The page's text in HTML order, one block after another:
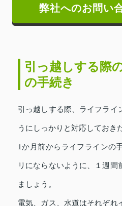
弊社へのお問い
引っ越しする際
の手続き
引っ越しする際、ライフライ
うにしっかりと対応しておき
1か月前からライフラインの
リにならないように、１週間
ましょう。
電気、ガス、水道はそれぞれ